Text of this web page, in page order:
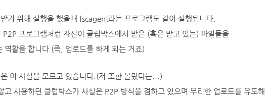
기 위해 실행을 했을때 fscagent라는 프로그램도 같이 실행됩니다.
프로그램처럼 자신이 클럽박스에서 받은 (혹은 받고 있는) 파일들을
역활을 합니다 (즉, 업로드를 하게 되는 거죠)
이 사실을 모르고 있습니다.(저 또한 몰랐다는...)
고 사용하던 클럽박스가 사실은 P2P 방식을 겸하고 있으며 무리한 업로드를 유도해